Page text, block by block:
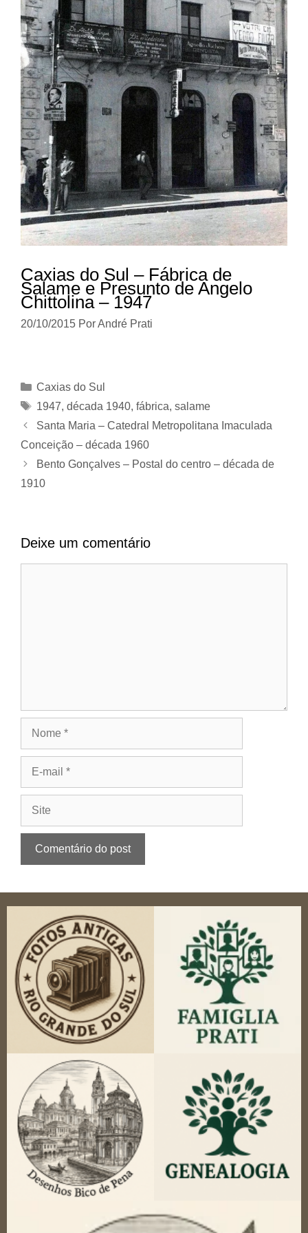
Caxias do Sul – Fábrica de
Salame e Presunto de Angelo
Chittolina – 1947
20/10/2015 PorAndré Prati
Categorias
Caxias do Sul
Tags
1947, década 1940, fábrica, salame
Santa Maria – Catedral Metropolitana Imaculada
Conceição – década 1960
Bento Gonçalves – Postal do centro – década de
1910
Deixe um comentário
mail